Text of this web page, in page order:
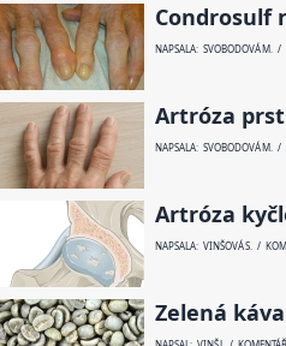
Condrosulf
NAPSALA: SVOBODOVÁ M.
Artróza
NAPSALA: SVOBODOVÁ M. /
Artróza
NAPSALA: VINŠOVÁ S. /
Zelená káva